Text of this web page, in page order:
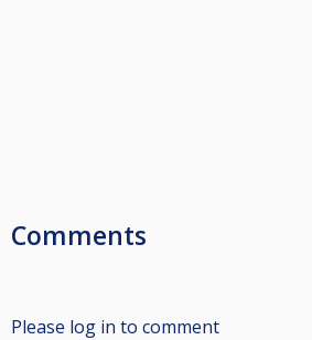
Comments
Please log in to comment